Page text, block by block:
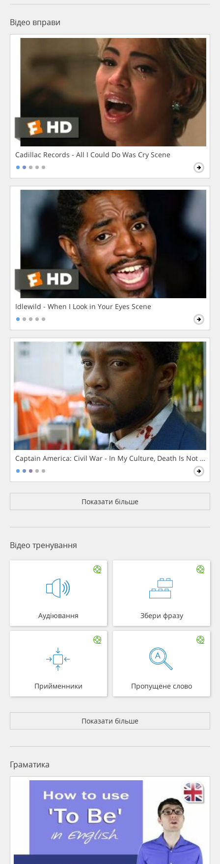
Відео вправи
Cadillac Records - All I Could Do Was Cry Scene
Idlewild - When I Look in Your Eyes Scene
Captain America: Civil War - In My Culture, Death Is Not The
Показати більше
Відео тренування
Аудіювання Збери фразу
Прийменники Пропущене слово
Показати більше
Граматика